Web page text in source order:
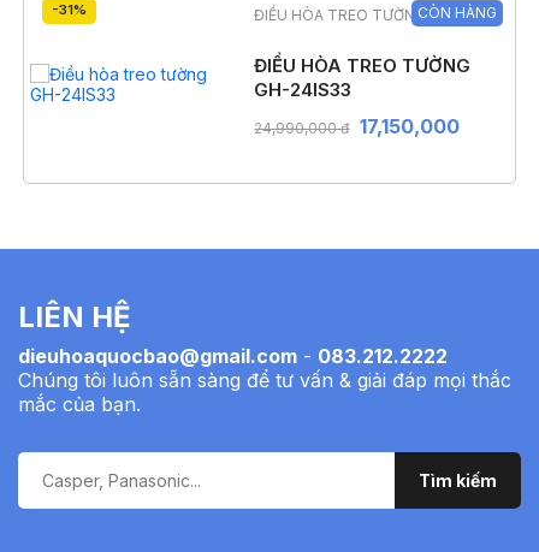
-31% ĐIỀU HÒA TREO TƯỜNG
ĐIỀU HÒA TREO TƯỜNG
GH-24IS33
CÒN HÀNG
24,990,000 đ 17,150,000
LIÊN HỆ
dieuhoaquocbao@gmail.com - 083.212.2222
Chúng tôi luôn sẵn sàng để tư vấn & giải đáp mọi thắc
mắc của bạn.